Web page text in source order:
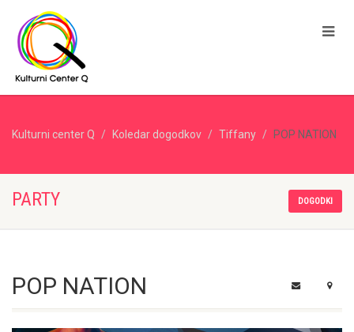
Kulturni center Q Koledar dogodkov Tiffany POP NATION
PARTY DOGODKI
POP NATION